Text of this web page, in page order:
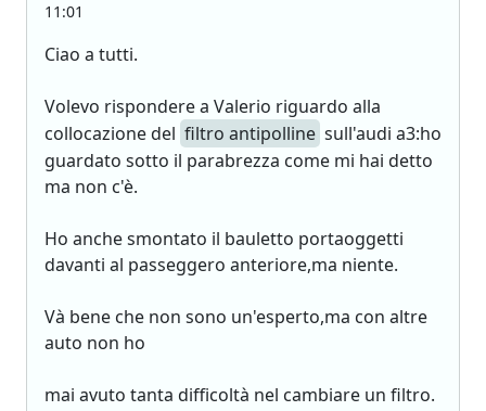
11:01
Ciao a tutti.
Volevo rispondere a Valerio riguardo alla
collocazione del filtro antipolline sull'audi a3:ho
guardato sotto il parabrezza come mi hai detto
ma non c'è.
Ho anche smontato il bauletto portaoggetti
davanti al passeggero anteriore,ma niente.
Và bene che non sono un'esperto,ma con altre
auto non ho
mai avuto tanta difficoltà nel cambiare un filtro.